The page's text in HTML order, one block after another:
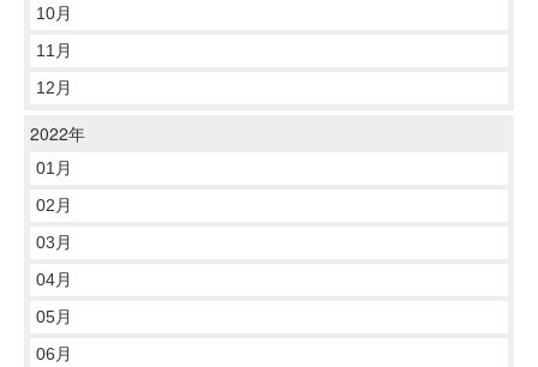
10月
11月
12月
2022年
01月
02月
03月
04月
05月
06月